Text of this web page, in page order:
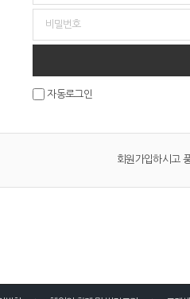
자동로그인
회원가입하시고